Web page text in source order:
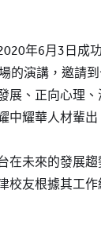
年6月3日成
的演講，邀請
展、正向心理
中耀華人材輩出
在未來的發展
校友根據其工